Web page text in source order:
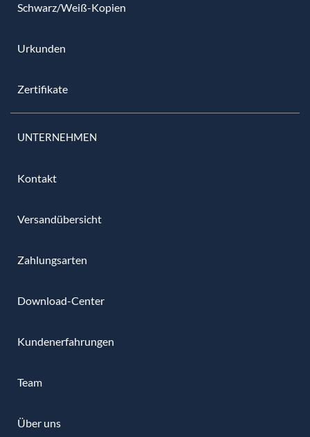
Schwarz/Weiß-Kopien
Urkunden
Zertifikate
UNTERNEHMEN
Kontakt
Versandübersicht
Zahlungsarten
Download-Center
Kundenerfahrungen
Team
Über uns